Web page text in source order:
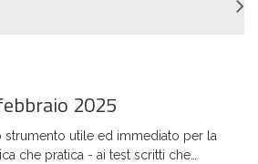
2025
strumento utile ed immediato per la
che pratica - ai test scritti che…